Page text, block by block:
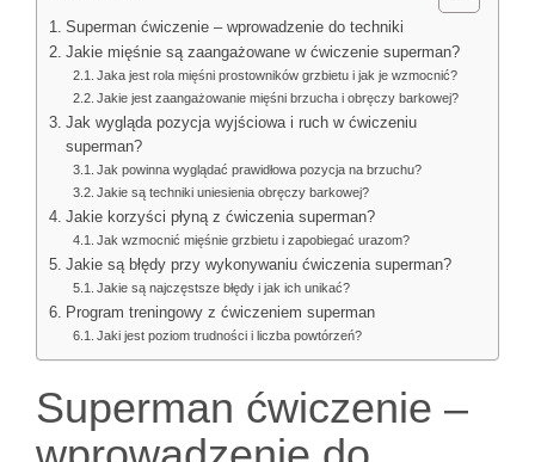
Superman ćwiczenie – wprowadzenie do techniki
Jakie mięśnie są zaangażowane w ćwiczenie superman?
Jaka jest rola mięśni prostowników grzbietu i jak je wzmocnić?
Jakie jest zaangażowanie mięśni brzucha i obręczy barkowej?
Jak wygląda pozycja wyjściowa i ruch w ćwiczeniu
superman?
Jak powinna wyglądać prawidłowa pozycja na brzuchu?
Jakie są techniki uniesienia obręczy barkowej?
Jakie korzyści płyną z ćwiczenia superman?
Jak wzmocnić mięśnie grzbietu i zapobiegać urazom?
Jakie są błędy przy wykonywaniu ćwiczenia superman?
Jakie są najczęstsze błędy i jak ich unikać?
Program treningowy z ćwiczeniem superman
Jaki jest poziom trudności i liczba powtórzeń?
Superman ćwiczenie –